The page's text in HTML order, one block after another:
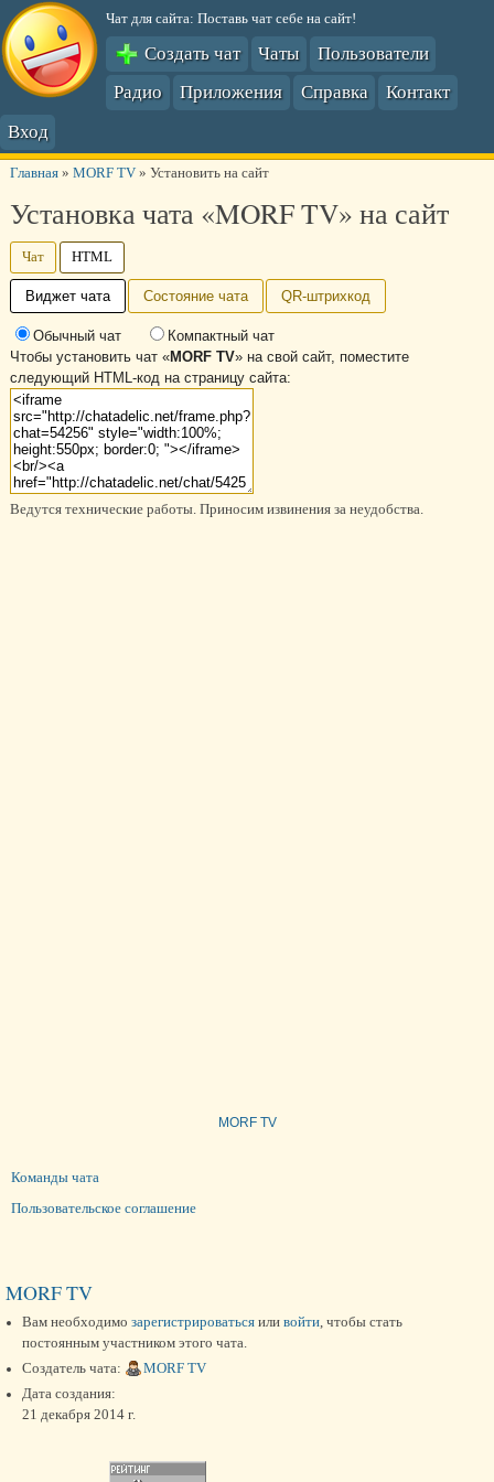
Чат для сайта: Поставь чат себе на сайт!
Создать чат Чаты
Пользователи
Радио
Приложения Справка
Контакт
Вход
Главная» MORF TV» Установить на сайт
Установка чата «MORF TV» на сайт
Чат HTML
Виджет чата Состояние чата QR-штрихкод
Обычный чат
Компактный чат
Чтобы установить чат «MORF TV» на свой сайт, поместите
следующий HTML-код на страницу сайта:
MORF TV
Команды чата
Пользовательское соглашение
MORF TV
Вам необходимо зарегистрироваться или войти, чтобы стать
постоянным участником этого чата.
Создатель чата:
MORF TV
Дата создания:
21 декабря 2014 г.